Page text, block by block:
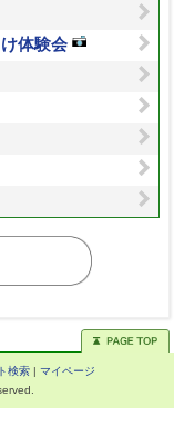
体験会
検索| マイページ